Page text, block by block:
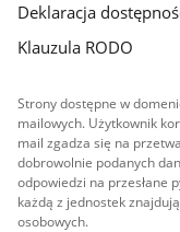
Deklaracja
Klauzula RODO
Strony dostępne w
mailowych. Użytkownik
mail zgadza się na
dobrowolnie podanych
odpowiedzi na przesłane
każdą z jednostek
osobowych.